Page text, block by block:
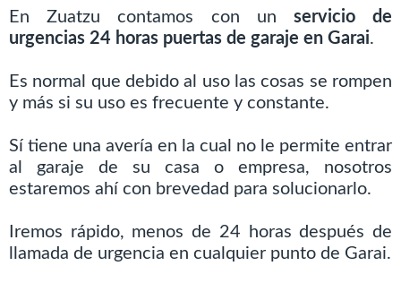
En Zuatzu contamos con un servicio de
urgencias 24 horas puertas de garaje en Garai.
Es normal que debido al uso las cosas se rompen
y más si su uso es frecuente y constante.
Sí tiene una avería en la cual no le permite entrar
al garaje de su casa o empresa, nosotros
estaremos ahí con brevedad para solucionarlo.
Iremos rápido, menos de 24 horas después de
llamada de urgencia en cualquier punto de Garai.